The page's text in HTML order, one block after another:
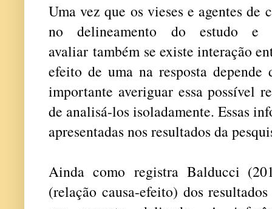
Uma vez que os vieses e agentes de
no delineamento do estudo e
avaliar também se existe interação
efeito de uma na resposta
importante averiguar essa possível
de analisá-los isoladamente. Essas
apresentadas nos resultados da
Ainda como registra Balducci
(relação causa-efeito) dos